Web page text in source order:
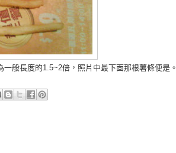
般長度的1.5~2倍，照片中最下面那根薯條便是。